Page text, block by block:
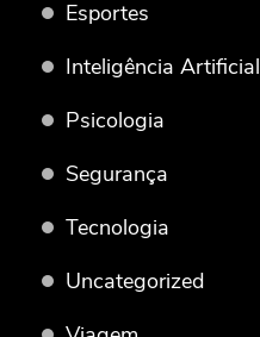
Esportes
Inteligência Artificial
Psicologia
Segurança
Tecnologia
Uncategorized